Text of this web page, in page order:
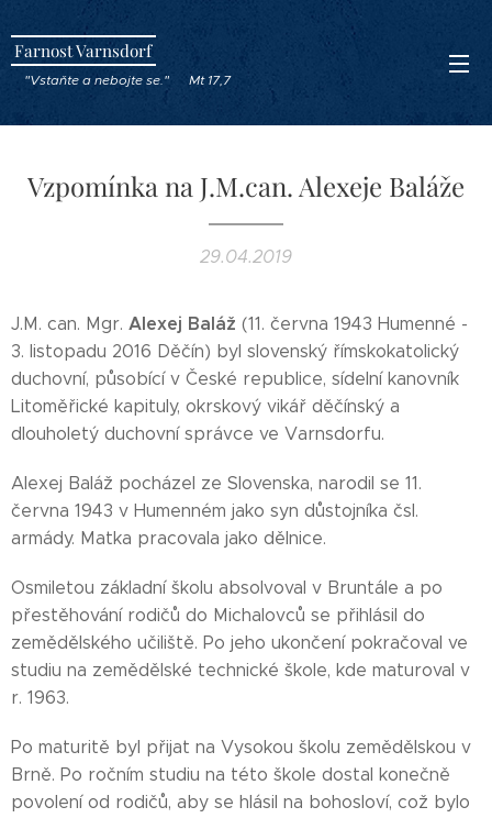
Farnost Varnsdorf
"Vstaňte a nebojte se." Mt 17,7
Vzpomínka na J.M.can. Alexeje Baláže
29.04.2019
J.M. can. Mgr. Alexej Baláž (11. června 1943 Humenné -
3. listopadu 2016 Děčín) byl slovenský římskokatolický
duchovní, působící v České republice, sídelní kanovník
Litoměřické kapituly, okrskový vikář děčínský a
dlouholetý duchovní správce ve Varnsdorfu.
Alexej Baláž pocházel ze Slovenska, narodil se 11.
června 1943 v Humenném jako syn důstojníka čsl.
armády. Matka pracovala jako dělnice.
Osmiletou základní školu absolvoval v Bruntále a po
přestěhování rodičů do Michalovců se přihlásil do
zemědělského učiliště. Po jeho ukončení pokračoval ve
studiu na zemědělské technické škole, kde maturoval v
r. 1963.
Po maturitě byl přijat na Vysokou školu zemědělskou v
Brně. Po ročním studiu na této škole dostal konečně
povolení od rodičů, aby se hlásil na bohosloví, což bylo